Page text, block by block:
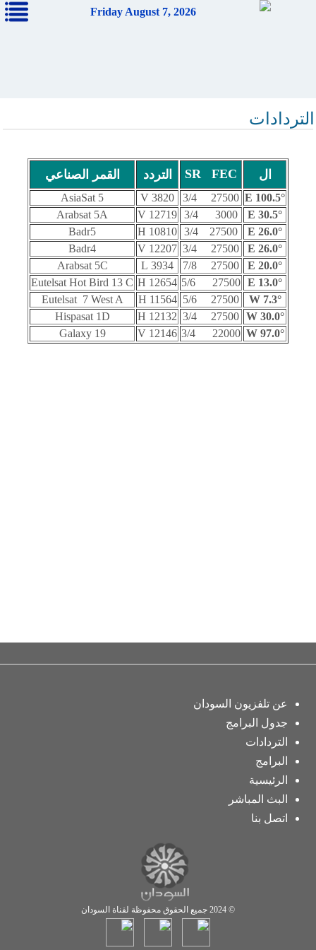
Friday August 7, 2026
التردادات
ال SR FEC التردد القمر الصناعي
100.5° E
27500 3/4
3820 V
AsiaSat 5
30.5° E
3000 3/4
12719 V
Arabsat 5A
26.0° E
27500 3/4
10810 H
Badr5
26.0° E
27500 3/4
12207 V
Badr4
20.0° E
27500 7/8
3934 L
Arabsat 5C
13.0° E
27500 5/6
12654 H
Eutelsat Hot Bird 13 C
7.3° W
27500 5/6
11564 H
Eutelsat 7 West A
30.0° W
27500 3/4
12132 H
Hispasat 1D
97.0° W
22000 3/4
12146 V
Galaxy 19
عن تلفزيون السودان
جدول البرامج
التردادات
البرامج
الرئيسية
البث المباشر
اتصل بنا
© 2024 جميع الحقوق محفوظة لقناة السودان